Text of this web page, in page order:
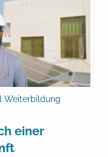
Weiterbildung
einer